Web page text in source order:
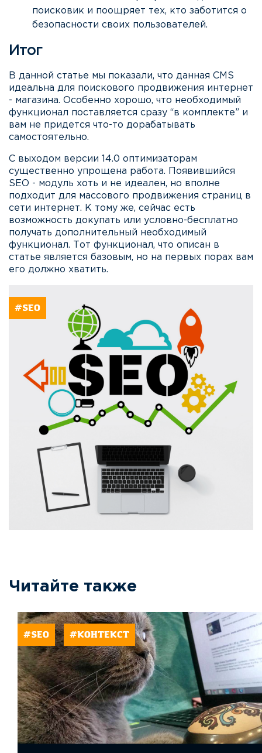
поисковик и поощряет тех, кто заботится о
безопасности своих пользователей.
Итог
В данной статье мы показали, что данная CMS
идеальна для поискового продвижения интернет
- магазина. Особенно хорошо, что необходимый
функционал поставляется сразу “в комплекте” и
вам не придется что-то дорабатывать
самостоятельно.
С выходом версии 14.0 оптимизаторам
существенно упрощена работа. Появившийся
SEO - модуль хоть и не идеален, но вполне
подходит для массового продвижения страниц в
сети интернет. К тому же, сейчас есть
возможность докупать или условно-бесплатно
получать дополнительный необходимый
функционал. Тот функционал, что описан в
статье является базовым, но на первых порах вам
его должно хватить.
#SEO
Читайте также
#SEO #КОНТЕКСТ